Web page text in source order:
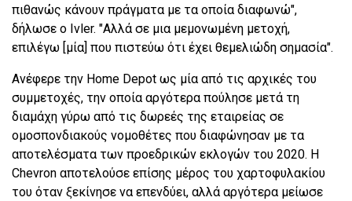
πιθανώς κάνουν πράγματα με τα οποία διαφωνώ",
δήλωσε ο Ivler. "Αλλά σε μια μεμονωμένη μετοχή,
επιλέγω [μία] που πιστεύω ότι έχει θεμελιώδη σημασία".
Ανέφερε την Home Depot ως μία από τις αρχικές του
συμμετοχές, την οποία αργότερα πούλησε μετά τη
διαμάχη γύρω από τις δωρεές της εταιρείας σε
ομοσπονδιακούς νομοθέτες που διαφώνησαν με τα
αποτελέσματα των προεδρικών εκλογών του 2020. Η
Chevron αποτελούσε επίσης μέρος του χαρτοφυλακίου
του όταν ξεκίνησε να επενδύει, αλλά αργότερα μείωσε